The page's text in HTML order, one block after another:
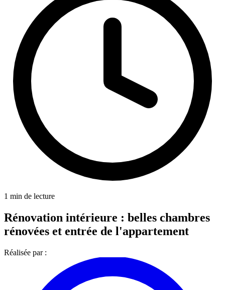
1 min de lecture
Rénovation intérieure : belles chambres
rénovées et entrée de l'appartement
Réalisée par :